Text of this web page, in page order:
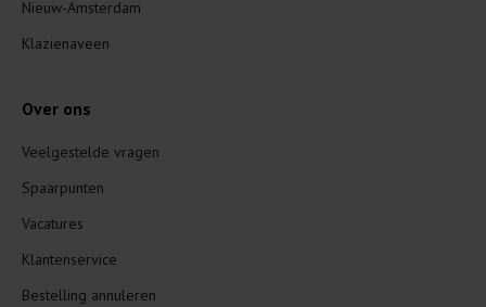
Nieuw-Amsterdam
Klazienaveen
Over ons
Veelgestelde vragen
Spaarpunten
Vacatures
Klantenservice
Bestelling annuleren